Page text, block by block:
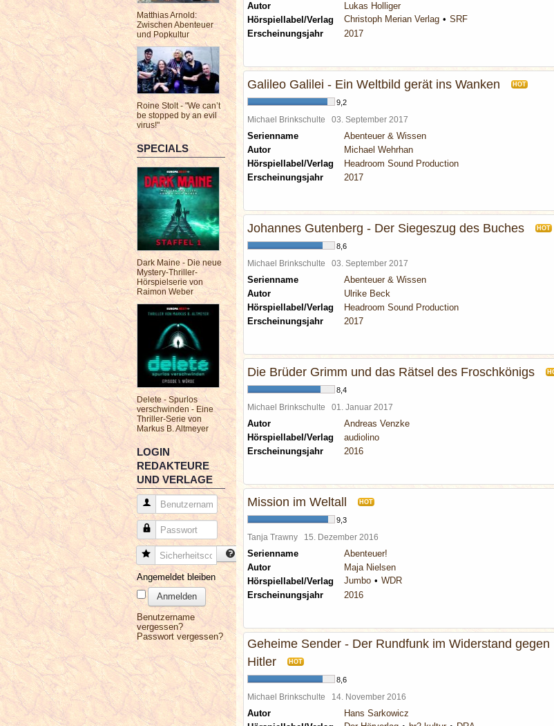
Matthias Arnold:
Zwischen Abenteuer
und Popkultur
Roine Stolt - "We can’t
be stopped by an evil
virus!"
SPECIALS
Dark Maine - Die neue
Mystery-Thriller-
Hörspielserie von
Raimon Weber
Delete - Spurlos
verschwinden - Eine
Thriller-Serie von
Markus B. Altmeyer
LOGIN
REDAKTEURE
UND VERLAGE
Benutzername
Passwort
Sicherheitscode
Angemeldet bleiben
Anmelden
Benutzername
vergessen?
Passwort vergessen?
Autor
Lukas Holliger
Hörspiellabel/Verlag
Christoph Merian Verlag
SRF
Erscheinungsjahr
2017
Galileo Galilei - Ein Weltbild gerät ins Wanken HOT
9,2
Michael Brinkschulte 03. September 2017
Serienname
Abenteuer & Wissen
Autor
Michael Wehrhan
Hörspiellabel/Verlag
Headroom Sound Production
Erscheinungsjahr
2017
Johannes Gutenberg - Der Siegeszug des Buches HOT
8,6
Michael Brinkschulte 03. September 2017
Serienname
Abenteuer & Wissen
Autor
Ulrike Beck
Hörspiellabel/Verlag
Headroom Sound Production
Erscheinungsjahr
2017
Die Brüder Grimm und das Rätsel des Froschkönigs
8,4
Michael Brinkschulte 01. Januar 2017
Autor
Andreas Venzke
Hörspiellabel/Verlag
audiolino
Erscheinungsjahr
2016
Mission im Weltall HOT
9,3
Tanja Trawny 15. Dezember 2016
Serienname
Abenteuer!
Autor
Maja Nielsen
Hörspiellabel/Verlag
Jumbo
WDR
Erscheinungsjahr
2016
Geheime Sender - Der Rundfunk im Widerstand gegen
Hitler
HOT
8,6
Michael Brinkschulte 14. November 2016
Autor
Hans Sarkowicz